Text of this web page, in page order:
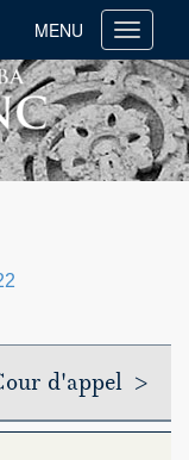
Toggle
MENU
d'appel >